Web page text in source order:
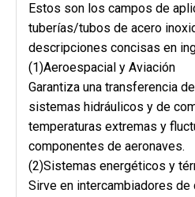
Estos son los campos de
tuberías/tubos de acero
descripciones concisas en
(1)Aeroespacial y Aviación
Garantiza una transferencia
sistemas hidráulicos y de
temperaturas extremas y
componentes de aeronaves.
(2)Sistemas energéticos y
Sirve en intercambiadores